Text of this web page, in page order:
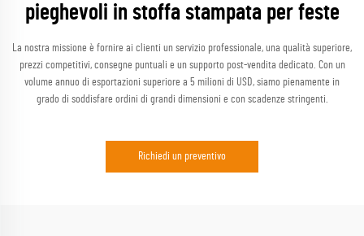
pieghevoli in stoffa stampata per feste
La nostra missione è fornire ai clienti un servizio professionale, una qualità superiore,
prezzi competitivi, consegne puntuali e un supporto post-vendita dedicato. Con un
volume annuo di esportazioni superiore a 5 milioni di USD, siamo pienamente in
grado di soddisfare ordini di grandi dimensioni e con scadenze stringenti.
Richiedi un preventivo